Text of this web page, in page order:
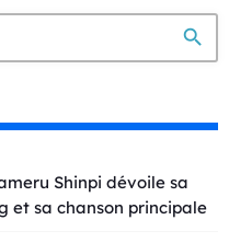
search
Shinpi dévoile sa
et sa chanson principale